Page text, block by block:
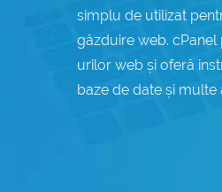
simplu de utilizat
găzduire web.
urilor web și oferă
baze de date și multe